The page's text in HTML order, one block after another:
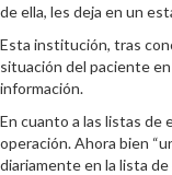
de ella, les deja en un
Esta institución, tras
situación del paciente
información.
En cuanto a las listas de
operación. Ahora bien
diariamente en la lista de